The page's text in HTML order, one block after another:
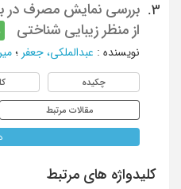
3.
بررسی نمایش مصرف در
از منظر زیبایی شناختی
نویسنده : عبدالملکی، جعفر ؛
چکیده
مقالات مرتبط
کلیدواژه های مرتبط